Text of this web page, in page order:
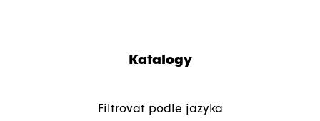
Katalogy
Filtrovat podle jazyka